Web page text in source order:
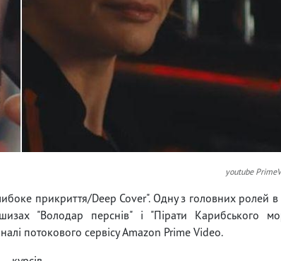
youtube
прикриття/Deep Cover". Одну з головних ролей в
"Володар перснів" і "Пірати Карибського
потокового сервісу Amazon Prime Video.